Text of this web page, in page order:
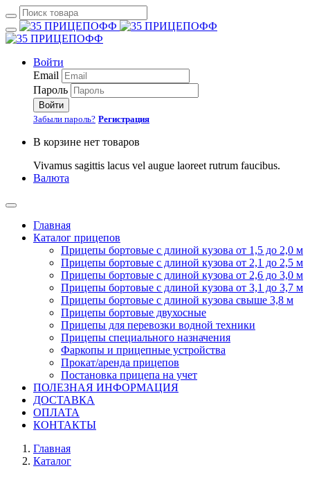
Войти
Email
Пароль
Войти
Забыли пароль? Регистрация
В корзине нет товаров
Vivamus sagittis lacus vel augue laoreet rutrum faucibus.
Валюта
Главная
Каталог прицепов
Прицепы бортовые с длиной кузова от 1,5 до 2,0 м
Прицепы бортовые с длиной кузова от 2,1 до 2,5 м
Прицепы бортовые с длиной кузова от 2,6 до 3,0 м
Прицепы бортовые с длиной кузова от 3,1 до 3,7 м
Прицепы бортовые с длиной кузова свыше 3,8 м
Прицепы бортовые двухосные
Прицепы для перевозки водной техники
Прицепы специального назначения
Фаркопы и прицепные устройства
Прокат/аренда прицепов
Постановка прицепа на учет
ПОЛЕЗНАЯ ИНФОРМАЦИЯ
ДОСТАВКА
ОПЛАТА
КОНТАКТЫ
Главная
Каталог